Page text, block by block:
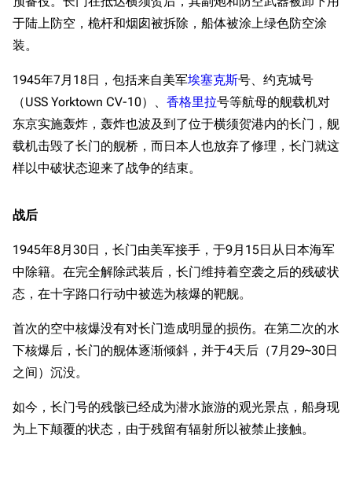
于陆上防空，桅杆和烟囱被拆除，船体被涂上绿色防空涂
装。
1945年7月18日，包括来自美军埃塞克斯号、约克城号
（USS Yorktown CV-10）、 香格里拉号等航母的舰载机对
东京实施轰炸，轰炸也波及到了位于横须贺港内的长门，舰
载机击毁了长门的舰桥，而日本人也放弃了修理，长门就这
样以中破状态迎来了战争的结束。
战后
1945年8月30日，长门由美军接手，于9月15日从日本海军
中除籍。在完全解除武装后，长门维持着空袭之后的残破状
态，在十字路口行动中被选为核爆的靶舰。
首次的空中核爆没有对长门造成明显的损伤。在第二次的水
下核爆后，长门的舰体逐渐倾斜，并于4天后（7月29~30日
之间）沉没。
如今，长门号的残骸已经成为潜水旅游的观光景点，船身现
为上下颠覆的状态，由于残留有辐射所以被禁止接触。